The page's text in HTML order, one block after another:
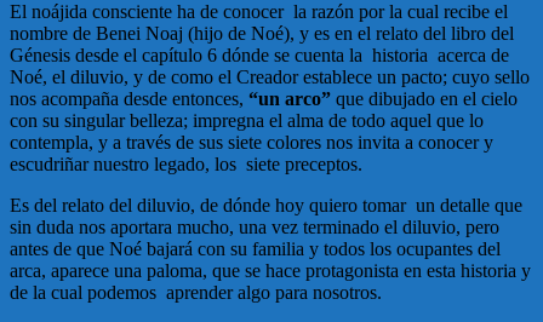
El noájida consciente ha de conocer la razón por la cual recibe el
nombre de Benei Noaj (hijo de Noé), y es en el relato del libro del
Génesis desde el capítulo 6 dónde se cuenta la historia acerca de
Noé, el diluvio, y de como el Creador establece un pacto; cuyo sello
nos acompaña desde entonces, “un arco” que dibujado en el cielo
con su singular belleza; impregna el alma de todo aquel que lo
contempla, y a través de sus siete colores nos invita a conocer y
escudriñar nuestro legado, los siete preceptos.
Es del relato del diluvio, de dónde hoy quiero tomar un detalle que
sin duda nos aportara mucho, una vez terminado el diluvio, pero
antes de que Noé bajará con su familia y todos los ocupantes del
arca, aparece una paloma, que se hace protagonista en esta historia y
de la cual podemos aprender algo para nosotros.